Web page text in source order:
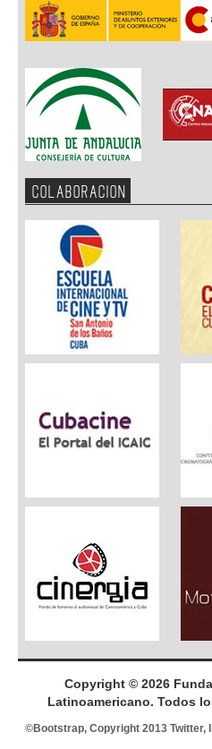
COLABORACION
Copyright © 2026
Latinoamericano. Todos
©Bootstrap, Copyright 2013 Twitter,